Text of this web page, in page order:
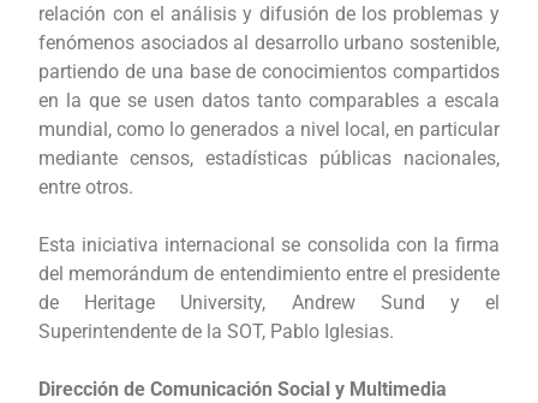
relación con el análisis y difusión de los problemas y
fenómenos asociados al desarrollo urbano sostenible,
partiendo de una base de conocimientos compartidos
en la que se usen datos tanto comparables a escala
mundial, como lo generados a nivel local, en particular
mediante censos, estadísticas públicas nacionales,
entre otros.
Esta iniciativa internacional se consolida con la firma
del memorándum de entendimiento entre el presidente
de Heritage University, Andrew Sund y el
Superintendente de la SOT, Pablo Iglesias.
Dirección de Comunicación Social y Multimedia